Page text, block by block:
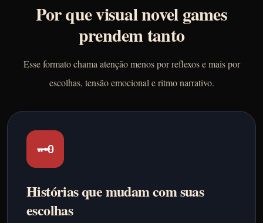
Por que visual novel games
prendem tanto
Esse formato chama atenção menos por reflexos e mais por
escolhas, tensão emocional e ritmo narrativo.
🗝️
Histórias que mudam com suas
escolhas